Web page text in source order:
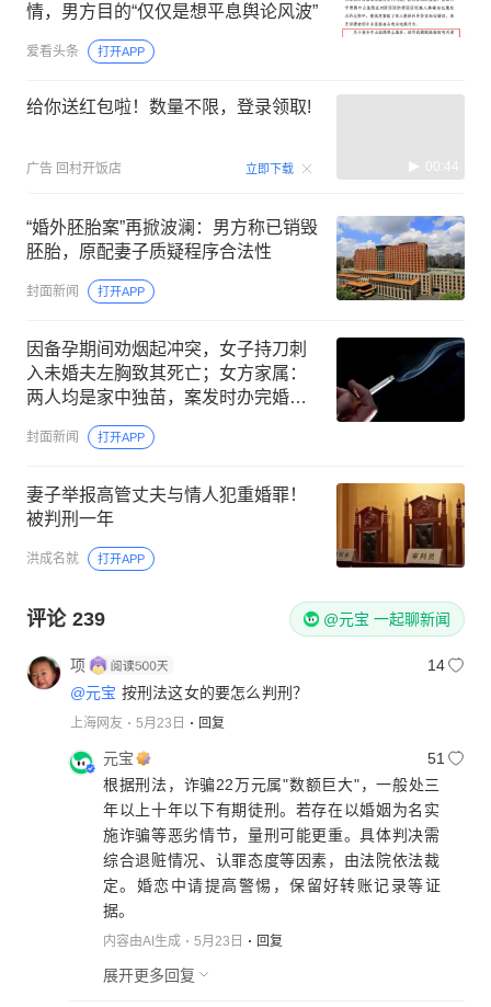
情，男方目的“仅仅是想平息舆论风波”
爱看头条 打开APP
给你送红包啦！数量不限，登录领取!
广告 回村开饭店 立即下载 00:44
“婚外胚胎案”再掀波澜：男方称已销毁
胚胎，原配妻子质疑程序合法性
封面新闻 打开APP
因备孕期间劝烟起冲突，女子持刀刺
入未婚夫左胸致其死亡；女方家属：
两人均是家中独苗，案发时办完婚礼
仅40余天
封面新闻 打开APP
妻子举报高管丈夫与情人犯重婚罪！
被判刑一年
洪成名就 打开APP
评论 239 @元宝 一起聊新闻
项
14
@元宝 按刑法这女的要怎么判刑？
上海网友 5月23日 回复
元宝
51
根据刑法，诈骗22万元属"数额巨大"，一般处三
年以上十年以下有期徒刑。若存在以婚姻为名实
施诈骗等恶劣情节，量刑可能更重。具体判决需
综合退赃情况、认罪态度等因素，由法院依法裁
定。婚恋中请提高警惕，保留好转账记录等证
据。
内容由AI生成 5月23日 回复
展开更多回复